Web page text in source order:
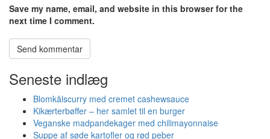
Save my name, email, and website in this browser for the
next time I comment.
Seneste indlæg
Blomkålscurry med cremet cashewsauce
Kikærterbøffer – her samlet til en burger
Veganske madpandekager med chilimayonnaise
Suppe af søde kartofler og rød peber